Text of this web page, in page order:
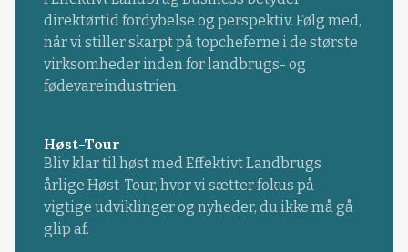
direktørtid fordybelse og perspektiv. Følg med,
når vi stiller skarpt på topcheferne i de største
virksomheder inden for landbrugs- og
fødevareindustrien.
Høst-Tour
Bliv klar til høst med Effektivt Landbrugs
årlige Høst-Tour, hvor vi sætter fokus på
vigtige udviklinger og nyheder, du ikke må gå
glip af.